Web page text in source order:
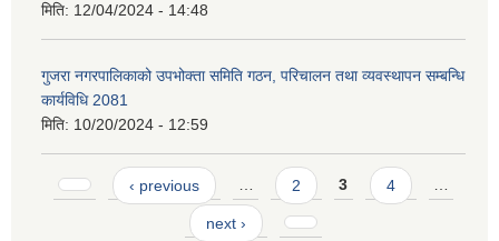
मिति: 12/04/2024 - 14:48
गुजरा नगरपालिकाको उपभोक्ता समिति गठन, परिचालन तथा व्यवस्थापन सम्बन्धि
कार्यविधि 2081
मिति: 10/20/2024 - 12:59
Pages ‹ previous … 2 3 4 …
next ›